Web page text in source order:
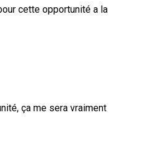
cette opportunité a la
ça me sera vraiment